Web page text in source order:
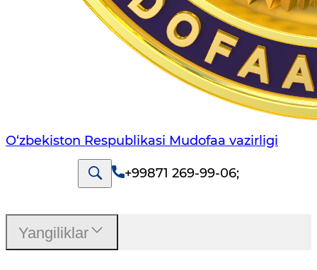
O‘zbekiston Respublikasi Mudofaa vazirligi
+99871 269-99-06;
Yangiliklar